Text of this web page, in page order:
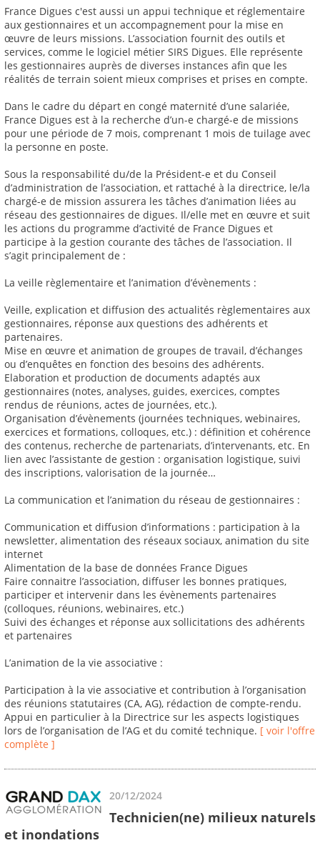
France Digues c'est aussi un appui technique et réglementaire
aux gestionnaires et un accompagnement pour la mise en
œuvre de leurs missions. L’association fournit des outils et
services, comme le logiciel métier SIRS Digues. Elle représente
les gestionnaires auprès de diverses instances afin que les
réalités de terrain soient mieux comprises et prises en compte.
Dans le cadre du départ en congé maternité d’une salariée,
France Digues est à la recherche d’un-e chargé-e de missions
pour une période de 7 mois, comprenant 1 mois de tuilage avec
la personne en poste.
Sous la responsabilité du/de la Président-e et du Conseil
d’administration de l’association, et rattaché à la directrice, le/la
chargé-e de mission assurera les tâches d’animation liées au
réseau des gestionnaires de digues. Il/elle met en œuvre et suit
les actions du programme d’activité de France Digues et
participe à la gestion courante des tâches de l’association. Il
s’agit principalement de :
La veille règlementaire et l’animation d’évènements :
Veille, explication et diffusion des actualités règlementaires aux
gestionnaires, réponse aux questions des adhérents et
partenaires.
Mise en œuvre et animation de groupes de travail, d’échanges
ou d’enquêtes en fonction des besoins des adhérents.
Elaboration et production de documents adaptés aux
gestionnaires (notes, analyses, guides, exercices, comptes
rendus de réunions, actes de journées, etc.).
Organisation d’évènements (journées techniques, webinaires,
exercices et formations, colloques, etc.) : définition et cohérence
des contenus, recherche de partenariats, d’intervenants, etc. En
lien avec l’assistante de gestion : organisation logistique, suivi
des inscriptions, valorisation de la journée…
La communication et l’animation du réseau de gestionnaires :
Communication et diffusion d’informations : participation à la
newsletter, alimentation des réseaux sociaux, animation du site
internet
Alimentation de la base de données France Digues
Faire connaitre l’association, diffuser les bonnes pratiques,
participer et intervenir dans les évènements partenaires
(colloques, réunions, webinaires, etc.)
Suivi des échanges et réponse aux sollicitations des adhérents
et partenaires
L’animation de la vie associative :
Participation à la vie associative et contribution à l’organisation
des réunions statutaires (CA, AG), rédaction de compte-rendu.
Appui en particulier à la Directrice sur les aspects logistiques
lors de l’organisation de l’AG et du comité technique. [ voir l'offre
complète ]
20/12/2024
Technicien(ne) milieux naturels
et inondations